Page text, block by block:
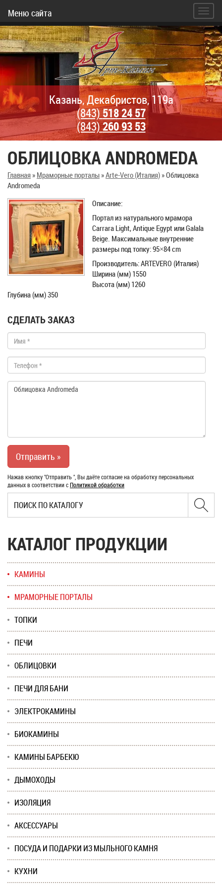
Меню сайта
Казань, Декабристов, 119а
(843)518 24 57
(843)260 93 53
ОБЛИЦОВКА ANDROMEDA
Главная» Мраморные порталы»Arte-Vero (Италия)»Облицовка
Andromeda
Описание:
Портал из натурального мрамора
Carrara Light, Antique Egypt или Galala
Beige. Максимальные внутренние
размеры под топку: 95×84 cm
Производитель: ARTEVERO (Италия)
Ширина (мм) 1550
Высота (мм) 1260
Глубина (мм) 350
СДЕЛАТЬ ЗАКАЗ
Нажав кнопку "Отправить ", Вы даёте согласие на обработку персональных
данных в соответствии сПолитикой обработки
КАТАЛОГ ПРОДУКЦИИ
КАМИНЫ
МРАМОРНЫЕ ПОРТАЛЫ
ТОПКИ
ПЕЧИ
ОБЛИЦОВКИ
ПЕЧИ ДЛЯ БАНИ
ЭЛЕКТРОКАМИНЫ
БИОКАМИНЫ
КАМИНЫ БАРБЕКЮ
ДЫМОХОДЫ
ИЗОЛЯЦИЯ
АКСЕССУАРЫ
ПОСУДА И ПОДАРКИ ИЗ МЫЛЬНОГО КАМНЯ
КУХНИ